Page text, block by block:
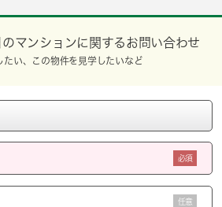
マンションに関するお問い合わせ
たい、この物件を見学したいなど
必須
任意